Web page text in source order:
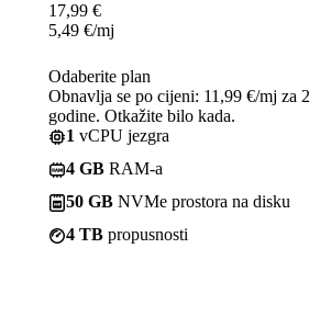
17,99 €
5,49 €/mj
Odaberite plan
Obnavlja se po cijeni: 11,99 €/mj za 2
godine. Otkažite bilo kada.
1 vCPU jezgra
4 GB RAM-a
50 GB NVMe prostora na disku
4 TB propusnosti